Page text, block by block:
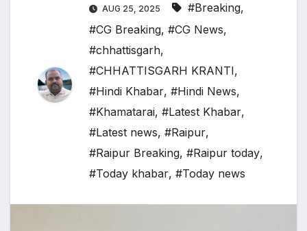
AUG 25, 2025 #Breaking,
#CG Breaking, #CG News,
#chhattisgarh,
#CHHATTISGARH KRANTI,
#Hindi Khabar, #Hindi News,
#Khamatarai, #Latest Khabar,
#Latest news, #Raipur,
#Raipur Breaking, #Raipur today,
#Today khabar, #Today news